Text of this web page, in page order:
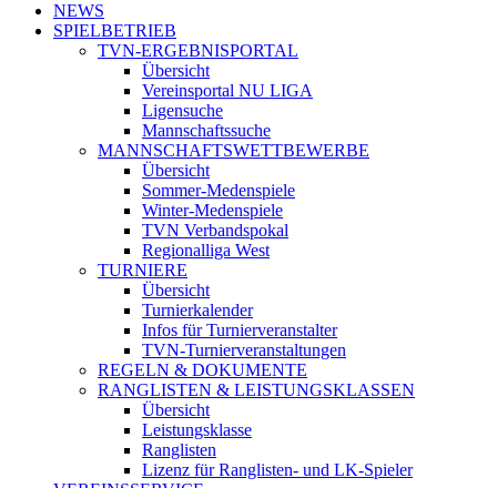
NEWS
SPIELBETRIEB
TVN-ERGEBNISPORTAL
Übersicht
Vereinsportal NU LIGA
Ligensuche
Mannschaftssuche
MANNSCHAFTSWETTBEWERBE
Übersicht
Sommer-Medenspiele
Winter-Medenspiele
TVN Verbandspokal
Regionalliga West
TURNIERE
Übersicht
Turnierkalender
Infos für Turnierveranstalter
TVN-Turnierveranstaltungen
REGELN & DOKUMENTE
RANGLISTEN & LEISTUNGSKLASSEN
Übersicht
Leistungsklasse
Ranglisten
Lizenz für Ranglisten- und LK-Spieler